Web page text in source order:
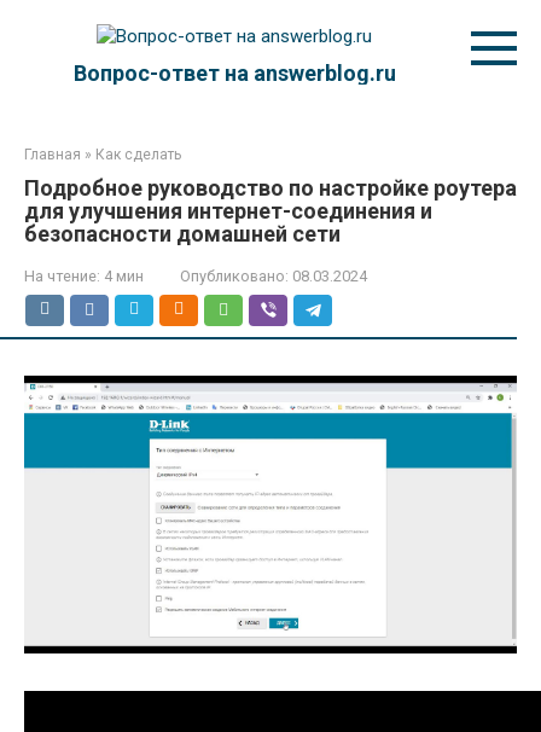
Вопрос-ответ на answerblog.ru
Главная » Как сделать
Подробное руководство по настройке роутера
для улучшения интернет-соединения и
безопасности домашней сети
На чтение: 4 мин Опубликовано: 08.03.2024